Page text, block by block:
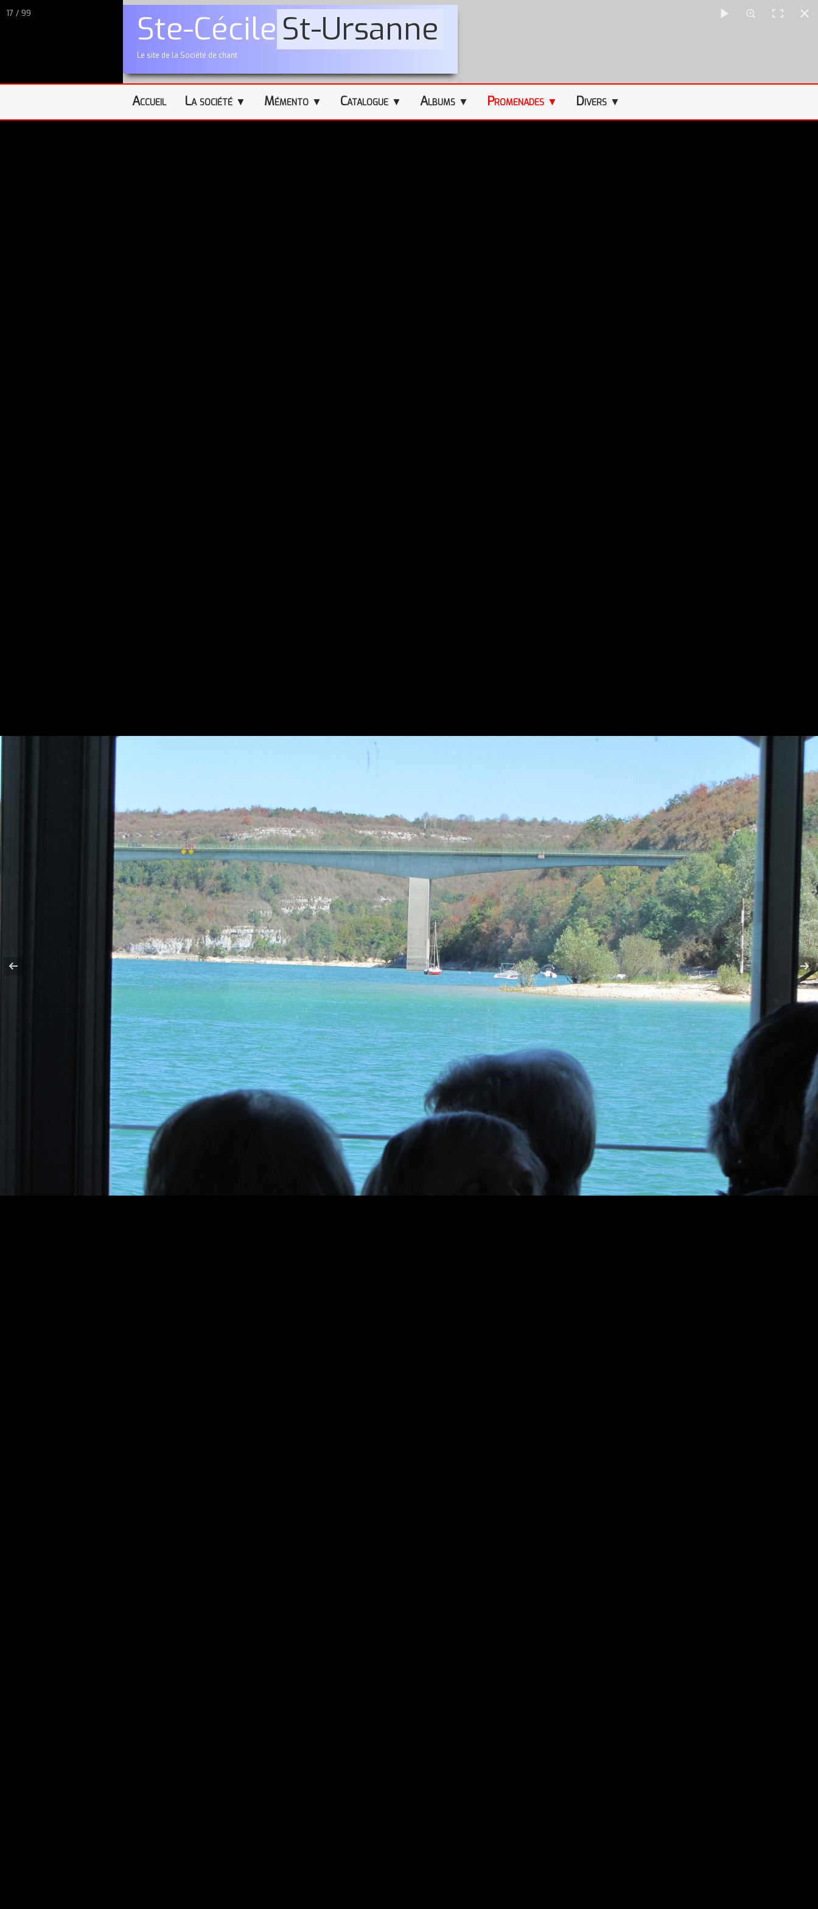
Ste-Cécile St-Ursanne
Le site de la Société de chant
Accueil La société ▼ Mémento ▼ Catalogue ▼ Albums ▼ Promenades ▼ Divers ▼
17 / 99